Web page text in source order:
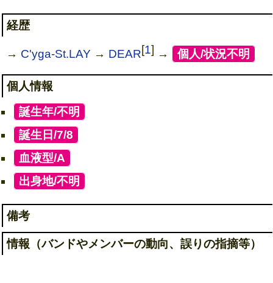
経歴
→ C'yga-St.LAY → DEAR[1] → [個人/状況不明
個人情報
誕生年/不明
誕生日/7/8
血液型/A
出身地/不明
備考
情報（バンドやメンバーの動向、誤りの指摘等）